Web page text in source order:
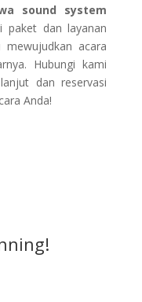
sound system
paket dan layanan
acara
Hubungi kami
dan reservasi
Anda!